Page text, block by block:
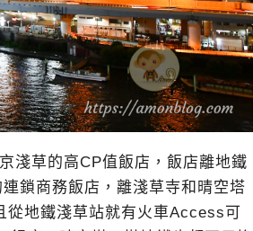
淺草的高CP值飯店，飯店離地鐵
鎖商務飯店，離淺草寺和晴空塔
從地鐵淺草站就有火車Access可